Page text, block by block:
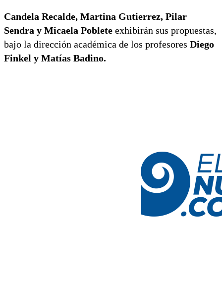
Candela Recalde, Martina Gutierrez, Pilar
Sendra y Micaela Poblete exhibirán sus propuestas,
bajo la dirección académica de los profesores Diego
Finkel y Matías Badino.